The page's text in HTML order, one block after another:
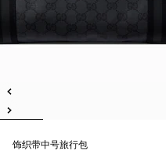
饰织带中号旅行包